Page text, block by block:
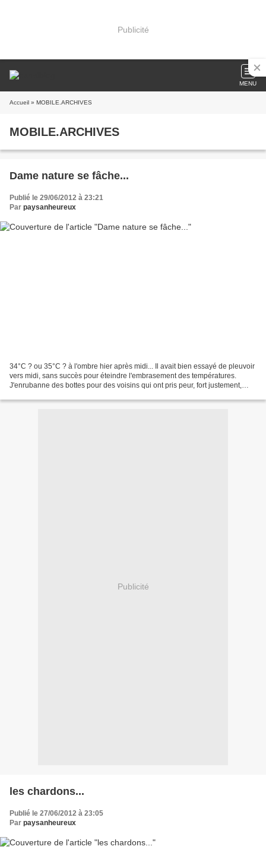
Publicité
MENU
Accueil » MOBILE.ARCHIVES
MOBILE.ARCHIVES
Dame nature se fâche...
Publié le 29/06/2012 à 23:21
Par paysanheureux
34°C ? ou 35°C ? à l'ombre hier après midi... Il avait bien essayé de pleuvoir
vers midi, sans succès pour éteindre l'embrasement des températures.
J'enrubanne des bottes pour des voisins qui ont pris peur, fort justement,
Publicité
les chardons...
Publié le 27/06/2012 à 23:05
Par paysanheureux